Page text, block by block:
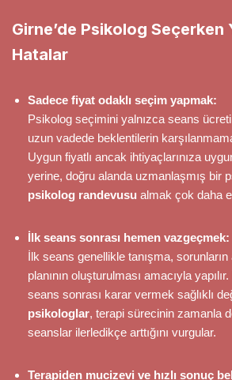
Girne’de Psikolog Seçerken
Hatalar
Sadece fiyat odaklı seçim yapmak:
Psikolog seçimini yalnızca seans
uzun vadede beklentilerin
Uygun fiyatlı ancak ihtiyaçlarınıza
yerine, doğru alanda uzmanlaşmış bir
psikolog randevusu almak çok daha
İlk seans sonrası hemen vazgeçmek:
İlk seans genellikle tanışma, sorunların
planının oluşturulması amacıyla
seans sonrası karar vermek sağlıklı
psikologlar, terapi sürecinin zamanla
seanslar ilerledikçe arttığını vurgular.
Terapiden mucizevi ve hızlı sonuç